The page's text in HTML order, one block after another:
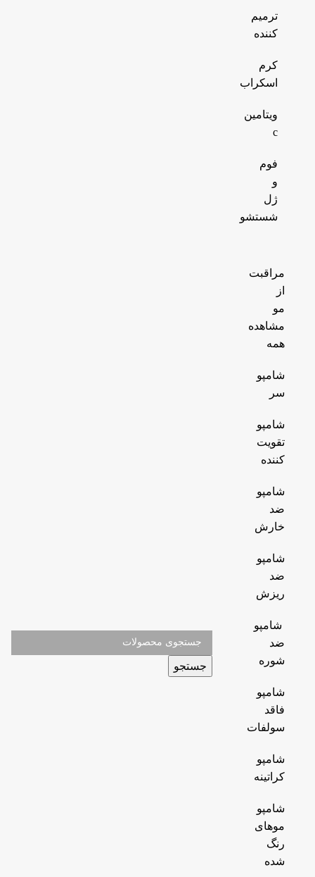
ترمیم
کننده
کرم
اسکراب
ویتامین
c
فوم
و
ژل
شستشو
مراقبت
از
مو
مشاهده
همه
شامپو
سر
شامپو
تقویت
کننده
شامپو
ضد
خارش
شامپو
ضد
ریزش
شامپو
ضد
شوره
شامپو
فاقد
سولفات
شامپو
کراتینه
شامپو
موهای
رنگ
شده
جستجو